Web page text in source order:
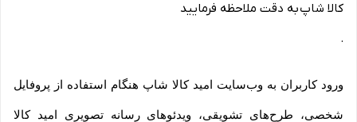
کالا شاپ به دقت ملاحظه فرمایید
.
ورود کاربران به وب‏‌سایت امید کالا شاپ هنگام استفاده از پروفایل
شخصی، طرح‏‌های تشویقی، ویدئوهای رسانه تصویری امید کالا